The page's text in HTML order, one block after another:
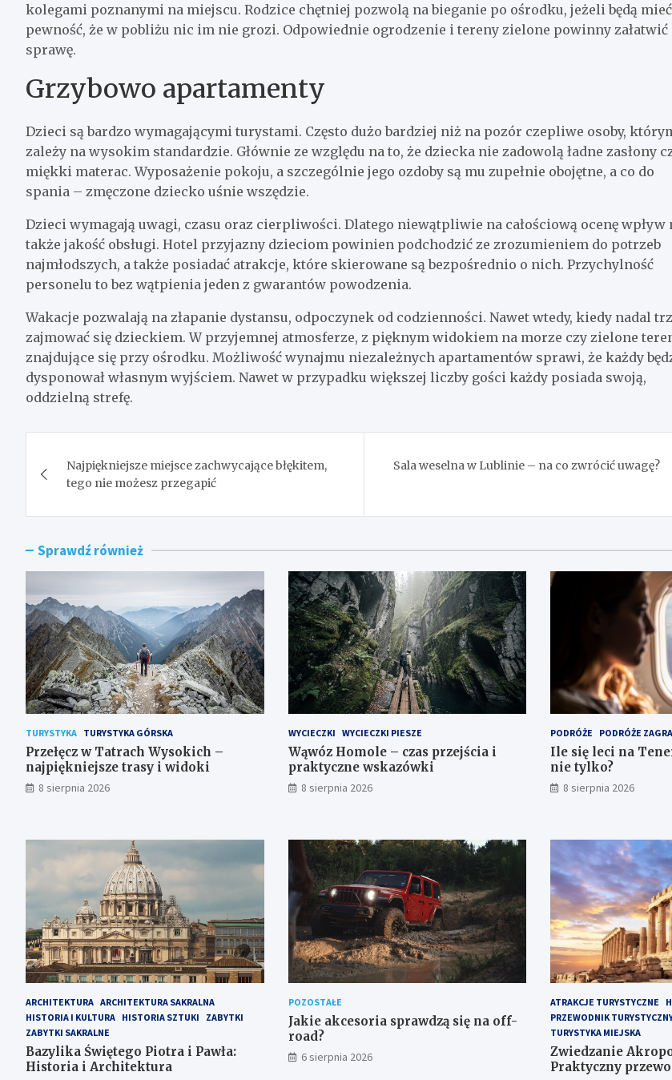
kolegami poznanymi na miejscu. Rodzice chętniej pozwolą na bieganie po ośrodku, jeżeli będą mieć
pewność, że w pobliżu nic im nie grozi. Odpowiednie ogrodzenie i tereny zielone powinny załatwić
sprawę.
Grzybowo apartamenty
Dzieci są bardzo wymagającymi turystami. Często dużo bardziej niż na pozór czepliwe osoby,
zależy na wysokim standardzie. Głównie ze względu na to, że dziecka nie zadowolą ładne zasłony
miękki materac. Wyposażenie pokoju, a szczególnie jego ozdoby są mu zupełnie obojętne, a co do
spania – zmęczone dziecko uśnie wszędzie.
Dzieci wymagają uwagi, czasu oraz cierpliwości. Dlatego niewątpliwie na całościową ocenę wpływ
także jakość obsługi. Hotel przyjazny dzieciom powinien podchodzić ze zrozumieniem do potrzeb
najmłodszych, a także posiadać atrakcje, które skierowane są bezpośrednio o nich. Przychylność
personelu to bez wątpienia jeden z gwarantów powodzenia.
Wakacje pozwalają na złapanie dystansu, odpoczynek od codzienności. Nawet wtedy, kiedy nadal
zajmować się dzieckiem. W przyjemnej atmosferze, z pięknym widokiem na morze czy zielone
znajdujące się przy ośrodku. Możliwość wynajmu niezależnych apartamentów sprawi, że każdy
dysponował własnym wyjściem. Nawet w przypadku większej liczby gości każdy posiada swoją,
oddzielną strefę.
wpisu
Najpiękniejsze miejsce zachwycające błękitem,
tego nie możesz przegapić
Sala weselna w Lublinie – na co zwrócić uwagę?
Sprawdź również
TURYSTYKA TURYSTYKA GÓRSKA
Przełęcz w Tatrach Wysokich –
najpiękniejsze trasy i widoki
8 sierpnia 2026
WYCIECZKI WYCIECZKI PIESZE
Wąwóz Homole – czas przejścia i
praktyczne wskazówki
8 sierpnia 2026
PODRÓŻE PODRÓŻE
Ile się leci na
nie tylko?
8 sierpnia 2026
ARCHITEKTURA ARCHITEKTURA SAKRALNA
HISTORIA I KULTURA HISTORIA SZTUKI
ZABYTKI
ZABYTKI SAKRALNE
Bazylika Świętego Piotra i Pawła:
Historia i Architektura
POZOSTAŁE
Jakie akcesoria sprawdzą się na off-
road?
6 sierpnia 2026
ATRAKCJE TURYSTYCZNE
PRZEWODNIK
TURYSTYKA MIEJSKA
Zwiedzanie
Praktyczny